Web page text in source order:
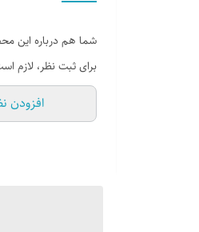
شما هم درباره این
برای ثبت نظر، لازم
افزودن